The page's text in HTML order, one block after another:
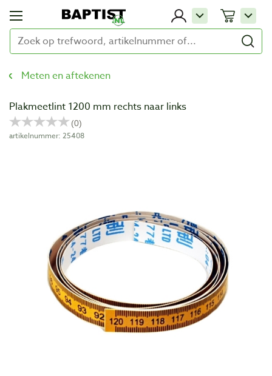
Meten en aftekenen
Plakmeetlint 1200 mm rechts naar links
artikelnummer: 25408